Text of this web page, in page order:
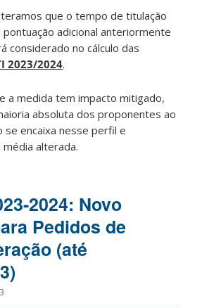
que o tempo de titulação
adicional anteriormente
considerado no cálculo das
2023/2024.
a medida tem impacto mitigado,
absoluta dos proponentes ao
se encaixa nesse perfil e
alterada.
2024: Novo
Pedidos de
(até